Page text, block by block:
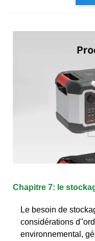
Chapitre 7: le
Le besoin de
considérations
environnemental,